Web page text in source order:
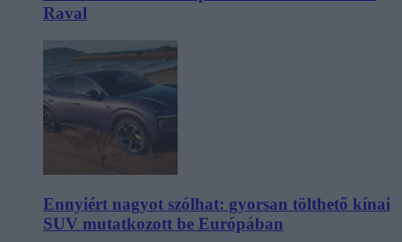
Raval
Ennyiért nagyot szólhat: gyorsan tölthető kínai
SUV mutatkozott be Európában